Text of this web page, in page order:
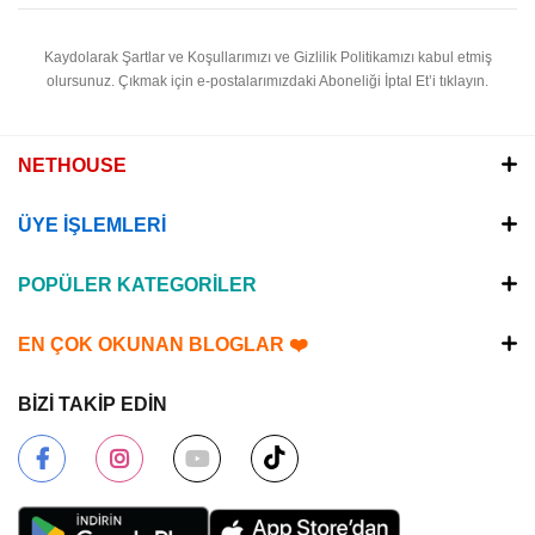
Kaydolarak Şartlar ve Koşullarımızı ve Gizlilik Politikamızı kabul etmiş
olursunuz. Çıkmak için e-postalarımızdaki Aboneliği İptal Et’i tıklayın.
NETHOUSE
ÜYE İŞLEMLERİ
POPÜLER KATEGORİLER
EN ÇOK OKUNAN BLOGLAR ❤️
BİZİ TAKİP EDİN